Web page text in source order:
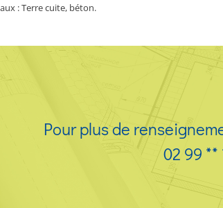
: Terre cuite, béton.
Pour plus de
02 99 **